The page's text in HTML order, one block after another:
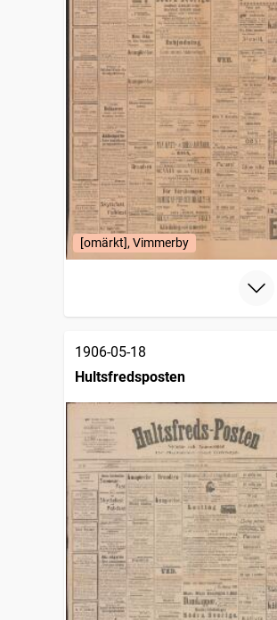
[omärkt], Vimmerby
1906-05-18
Hultsfredsposten